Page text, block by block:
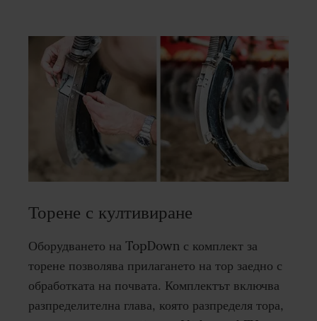
Торене с култивиране
Оборудването на TopDown с комплект за
торене позволява прилагането на тор заедно с
обработката на почвата. Комплектът включва
разпределителна глава, която разпределя тора,